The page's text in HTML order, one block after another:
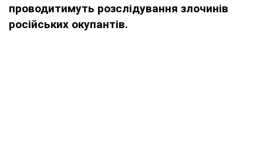
проводитимуть розслідування злочинів
російських окупантів.